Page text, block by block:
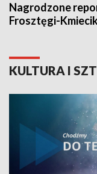
Nagrodzone
Frosztęgi-
KULTURA I